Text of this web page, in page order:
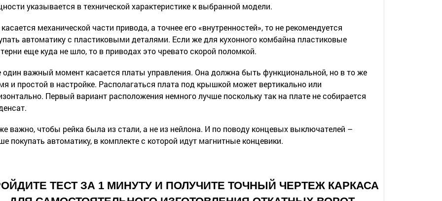
указывается в технической характеристике к выбранной модели.
механической части привода, а точнее его «внутренностей», то не рекомендуется
автоматику с пластиковыми деталями. Если же для кухонного комбайна пластиковые
еще куда не шло, то в приводах это чревато скорой поломкой.
важный момент касается платы управления. Она должна быть функциональной, но в то же
и простой в настройке. Располагаться плата под крышкой может вертикально или
Первый вариант расположения немного лучше поскольку так на плате не собирается
важно, чтобы рейка была из стали, а не из нейлона. И по поводу концевых выключателей –
покупать автоматику, в комплекте с которой идут магнитные концевики.
ТЕСТ ЗА 1 МИНУТУ И ПОЛУЧИТЕ ТОЧНЫЙ ЧЕРТЕЖ КАРКАСА